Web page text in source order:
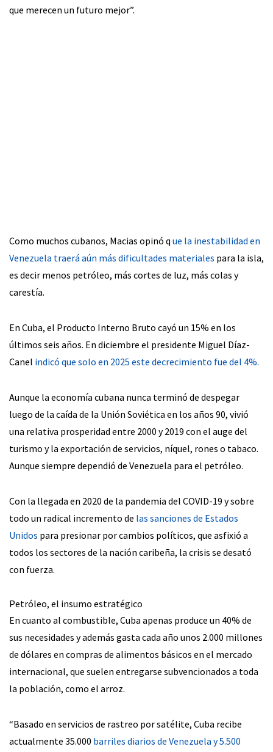
que merecen un futuro mejor”.
Como muchos cubanos, Macias opinó q ue la inestabilidad en
Venezuela traerá aún más dificultades materiales para la isla,
es decir menos petróleo, más cortes de luz, más colas y
carestía.
En Cuba, el Producto Interno Bruto cayó un 15% en los
últimos seis años. En diciembre el presidente Miguel Díaz-
Canel indicó que solo en 2025 este decrecimiento fue del 4%.
Aunque la economía cubana nunca terminó de despegar
luego de la caída de la Unión Soviética en los años 90, vivió
una relativa prosperidad entre 2000 y 2019 con el auge del
turismo y la exportación de servicios, níquel, rones o tabaco.
Aunque siempre dependió de Venezuela para el petróleo.
Con la llegada en 2020 de la pandemia del COVID-19 y sobre
todo un radical incremento de las sanciones de Estados
Unidos para presionar por cambios políticos, que asfixió a
todos los sectores de la nación caribeña, la crisis se desató
con fuerza.
Petróleo, el insumo estratégico
En cuanto al combustible, Cuba apenas produce un 40% de
sus necesidades y además gasta cada año unos 2.000 millones
de dólares en compras de alimentos básicos en el mercado
internacional, que suelen entregarse subvencionados a toda
la población, como el arroz.
“Basado en servicios de rastreo por satélite, Cuba recibe
actualmente 35.000 barriles diarios de Venezuela y 5.500